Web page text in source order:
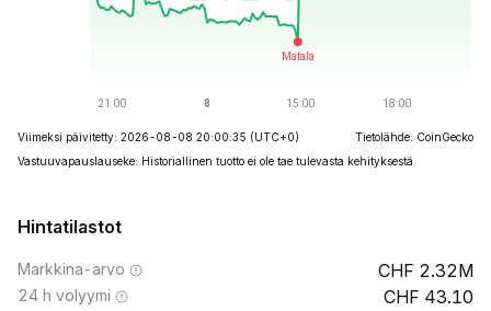
Viimeksi päivitetty: 2026-08-08 20:00:35 (UTC+0)
Tietolähde: CoinGecko
Vastuuvapauslauseke: Historiallinen tuotto ei ole tae tulevasta kehityksestä.
Hintatilastot
Markkina-arvo 2.32M
24 h volyymi 43.10